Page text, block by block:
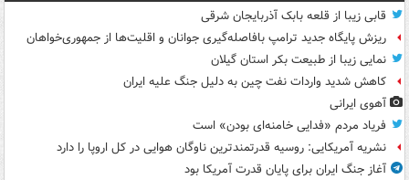
قابی زیبا از قلعه بابک آذربایجان شرقی
ریزش پایگاه جدید ترامپ بافاصله‌گیری جوانان و اقلیت‌ها از جمهوری‌خواهان
نمایی زیبا از طبیعت بکر استان گیلان
کاهش شدید واردات نفت چین به دلیل جنگ علیه ایران
آهوی ایرانی
فریاد مردم «فدایی خامنه‌ای بودن» است
نشریه آمریکایی: روسیه قدرتمندترین ناوگان هوایی در کل اروپا را دارد
آغاز جنگ ایران برای پایان قدرت آمریکا بود